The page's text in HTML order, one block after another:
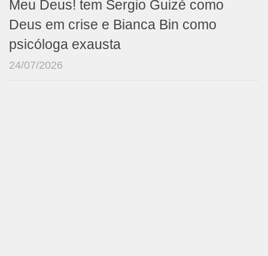
Meu Deus! tem Sergio Guizé como
Deus em crise e Bianca Bin como
psicóloga exausta
24/07/2026